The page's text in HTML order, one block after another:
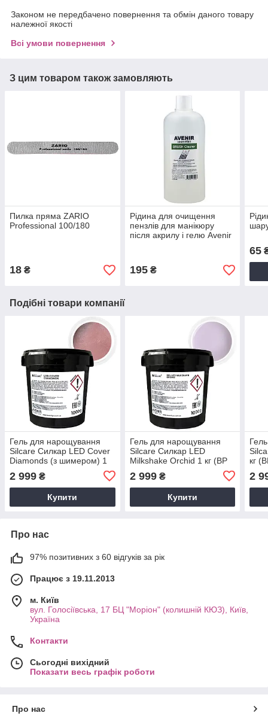
Законом не передбачено повернення та обмін даного товару
належної якості
Всі умови повернення
З цим товаром також замовляють
Пилка пряма ZARIO
Professional 100/180
18 ₴
Рідина для очищення
пензлів для манікюру
після акрилу і гелю Avenir
195₴
65
Подібні товари компанії
Гель для нарощування
Silcare Силкар LED Cover
Diamonds (з шимером) 1
2 999 ₴
Купити
Гель для нарощування
Silcare Силкар LED
Milkshake Orchid 1 кг (BP
2 999₴
Купити
кг
2
Про нас
97% позитивних з 60 відгуків за рік
Працює з 19.11.2013
м. Київ
вул. Голосіївська, 17 БЦ "Моріон" (колишній КЮЗ), Київ,
Україна
Контакти
Сьогодні вихідний
Показати весь графік роботи
Про нас